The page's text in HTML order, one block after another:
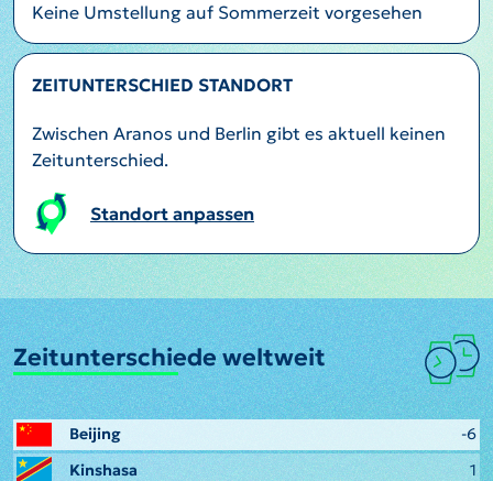
Keine Umstellung auf Sommerzeit vorgesehen
ZEITUNTERSCHIED STANDORT
Zwischen Aranos und Berlin gibt es aktuell keinen
Zeitunterschied.
Standort anpassen
Zeitunterschiede weltweit
Beijing
-6
Kinshasa
1